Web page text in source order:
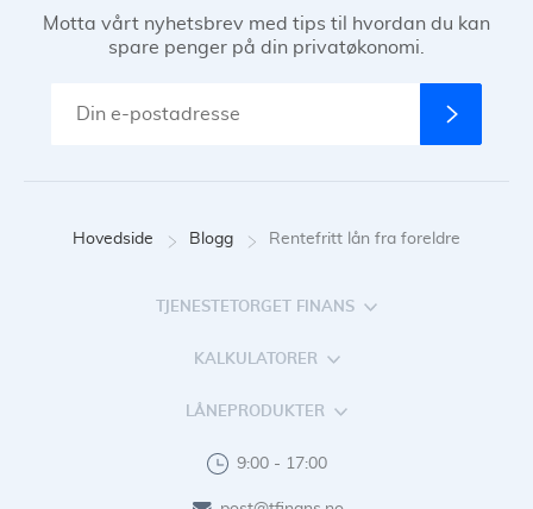
Motta vårt nyhetsbrev med tips til hvordan du kan
spare penger på din privatøkonomi.
Hovedside Blogg Rentefritt lån fra foreldre
TJENESTETORGET FINANS
KALKULATORER
LÅNEPRODUKTER
9:00 - 17:00